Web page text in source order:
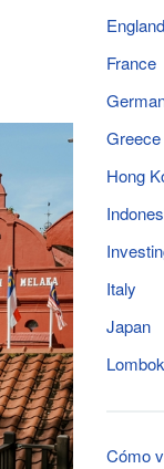
England
France
Greece
Hong
Italy
Japan
Lombok
Cómo